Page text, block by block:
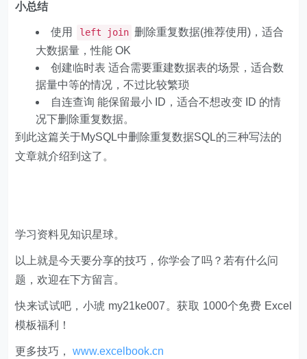
小总结
使用 left join 删除重复数据(推荐使用)，适合
大数据量，性能 OK
创建临时表 适合需要重建数据表的场景，适合数
据量中等的情况，不过比较繁琐
自连查询 能保留最小 ID，适合不想改变 ID 的情
况下删除重复数据。
到此这篇关于MySQL中删除重复数据SQL的三种写法的
文章就介绍到这了。
学习资料见知识星球。
以上就是今天要分享的技巧，你学会了吗？若有什么问
题，欢迎在下方留言。
快来试试吧，小琥 my21ke007。获取 1000个免费 Excel
模板福利​​​​！
更多技巧，www.excelbook.cn